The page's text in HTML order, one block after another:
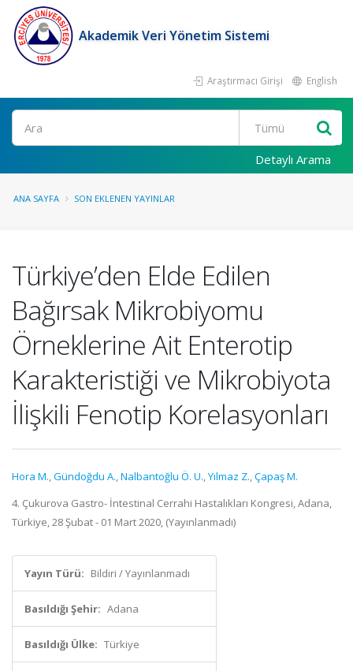
Akademik Veri Yönetim Sistemi
Araştırmacı Girişi English
Ara
Detaylı Arama
ANA SAYFA SON EKLENEN YAYINLAR
Türkiye’den Elde Edilen
Bağırsak Mikrobiyomu
Örneklerine Ait Enterotip
Karakteristiği ve Mikrobiyota
İlişkili Fenotip Korelasyonları
Hora M.,Gündoğdu A.,Nalbantoğlu Ö. U.,Yılmaz Z.,Çapaş M.
4. Çukurova Gastro- İntestinal Cerrahi Hastalıkları Kongresi, Adana,
Türkiye, 28 Şubat - 01 Mart 2020, (Yayınlanmadı)
Yayın Türü: Bildiri / Yayınlanmadı
Basıldığı Şehir: Adana
Basıldığı Ülke: Türkiye